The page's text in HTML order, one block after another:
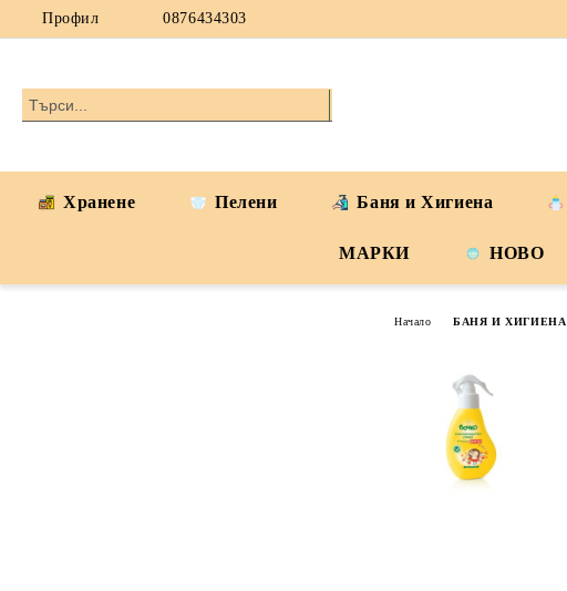
Профил 0876434303
Хранене Пелени Баня и Хигиена
МАРКИ НОВО
Начало БАНЯ И ХИГИЕНА